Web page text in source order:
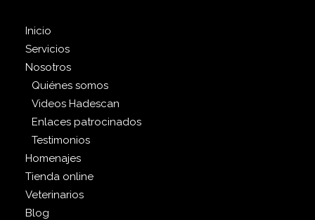
Inicio
Servicios
Nosotros
Quiénes somos
Videos Hadescan
Enlaces patrocinados
Testimonios
Homenajes
Tienda online
Veterinarios
Blog